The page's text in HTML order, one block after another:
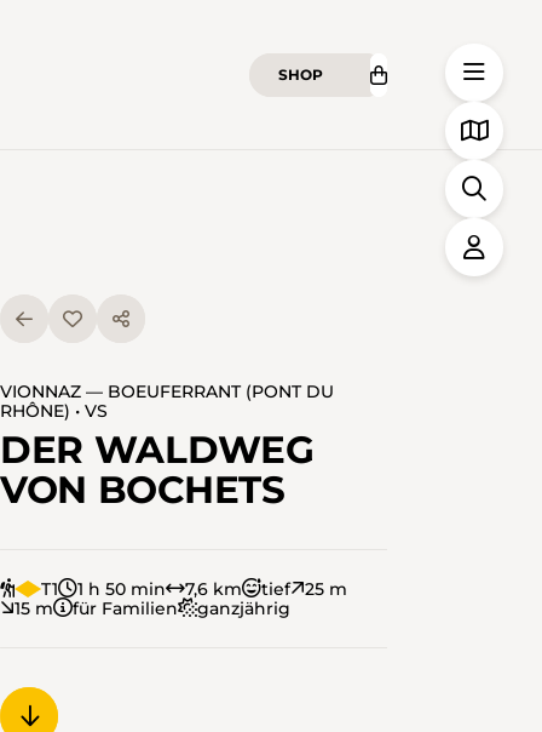
SHOP
VIONNAZ — BOEUFERRANT (PONT DU
RHÔNE) • VS
DER WALDWEG
VON BOCHETS
T1 1 h 50 min 7,6 km tief
25 m
15 m
für Familien ganzjährig